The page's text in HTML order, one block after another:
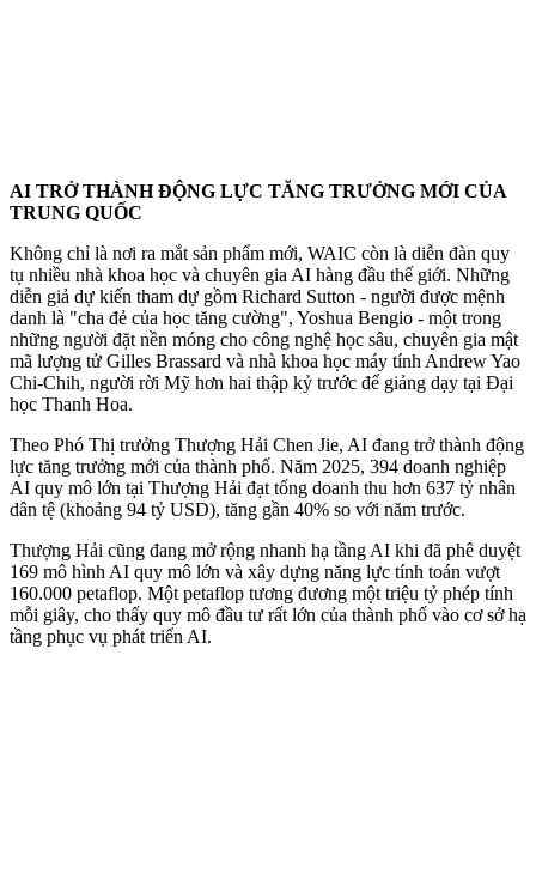
AI TRỞ THÀNH ĐỘNG LỰC TĂNG TRƯỞNG MỚI CỦA
TRUNG QUỐC
Không chỉ là nơi ra mắt sản phẩm mới, WAIC còn là diễn đàn quy
tụ nhiều nhà khoa học và chuyên gia AI hàng đầu thế giới. Những
diễn giả dự kiến tham dự gồm Richard Sutton - người được mệnh
danh là "cha đẻ của học tăng cường", Yoshua Bengio - một trong
những người đặt nền móng cho công nghệ học sâu, chuyên gia mật
mã lượng tử Gilles Brassard và nhà khoa học máy tính Andrew Yao
Chi-Chih, người rời Mỹ hơn hai thập kỷ trước để giảng dạy tại Đại
học Thanh Hoa.
Theo Phó Thị trưởng Thượng Hải Chen Jie, AI đang trở thành động
lực tăng trưởng mới của thành phố. Năm 2025, 394 doanh nghiệp
AI quy mô lớn tại Thượng Hải đạt tổng doanh thu hơn 637 tỷ nhân
dân tệ (khoảng 94 tỷ USD), tăng gần 40% so với năm trước.
Thượng Hải cũng đang mở rộng nhanh hạ tầng AI khi đã phê duyệt
169 mô hình AI quy mô lớn và xây dựng năng lực tính toán vượt
160.000 petaflop. Một petaflop tương đương một triệu tỷ phép tính
mỗi giây, cho thấy quy mô đầu tư rất lớn của thành phố vào cơ sở hạ
tầng phục vụ phát triển AI.